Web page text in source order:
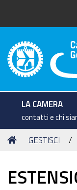
Camera
LA CAMERA
contatti e chi
Tu
Home
GESTISCI